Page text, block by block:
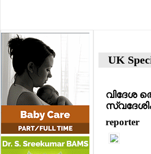
UK
വിദേശ
reporter